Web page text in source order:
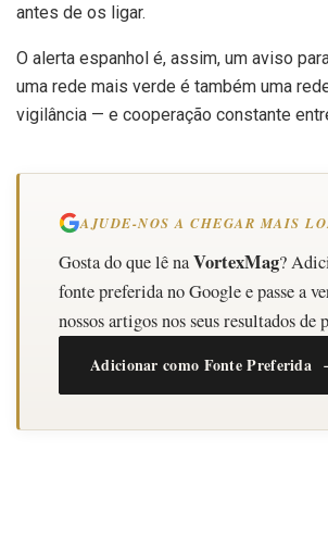
antes de os ligar.
O alerta espanhol é, assim, um aviso
uma rede mais verde é também uma
vigilância — e cooperação constante
AJUDE-NOS A CHEGAR MAIS
Gosta do que lê naVortexMag?
fonte preferida no Google e passe a
nossos artigos nos seus resultados de
Adicionar como Fonte Preferida